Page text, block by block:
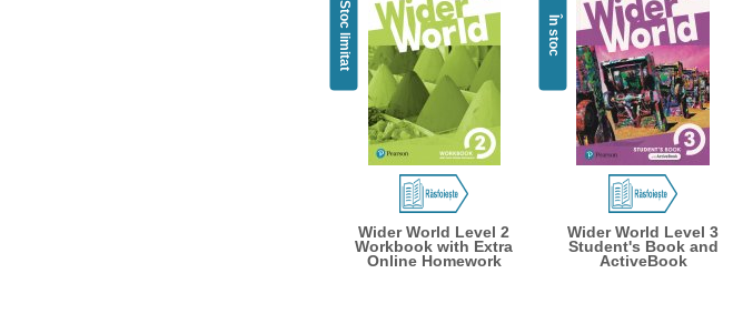
Stoc limitat
Wider World Level 2
Workbook with Extra
Online Homework
În stoc
Wider World Level 3
Student's Book and
ActiveBook